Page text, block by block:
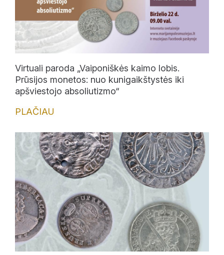
Lankytojams
Apie mus
Ekspozicijos
Virtuali paroda „Vaiponiškės kaimo lobis.
Prūsijos monetos: nuo kunigaikštystės iki
apšviestojo absoliutizmo“
PLAČIAU